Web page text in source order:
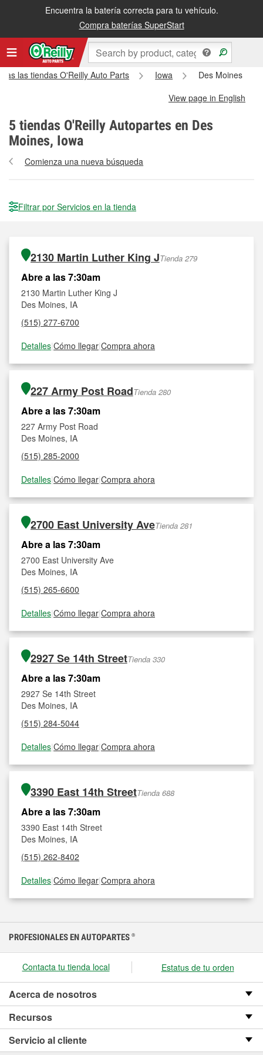
Encuentra la batería correcta para tu vehículo.
Compra baterías SuperStart
las tiendas O'Reilly Auto Parts Iowa
Des Moines
View page in English
5 tiendas O'Reilly Autopartes en Des
Moines, Iowa
Comienza una nueva búsqueda
Filtrar por Servicios en la tienda
2130 Martin Luther King JTienda 279
Abre a las 7:30am
2130 Martin Luther King J
Des Moines, IA
(515) 277-6700
Detalles|Cómo llegar|Compra ahora
227 Army Post RoadTienda 280
Abre a las 7:30am
227 Army Post Road
Des Moines, IA
(515) 285-2000
Detalles|Cómo llegar|Compra ahora
2700 East University AveTienda 281
Abre a las 7:30am
2700 East University Ave
Des Moines, IA
(515) 265-6600
Detalles|Cómo llegar|Compra ahora
2927 Se 14th StreetTienda 330
Abre a las 7:30am
2927 Se 14th Street
Des Moines, IA
(515) 284-5044
Detalles|Cómo llegar|Compra ahora
3390 East 14th StreetTienda 688
Abre a las 7:30am
3390 East 14th Street
Des Moines, IA
(515) 262-8402
Detalles|Cómo llegar|Compra ahora
PROFESIONALES EN AUTOPARTES ®
Contacta tu tienda local Estatus de tu orden
Acerca de nosotros
Recursos
Servicio al cliente